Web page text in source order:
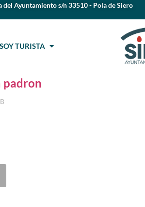
del Ayuntamiento s/n 33510 - Pola de Siero
SOY TURISTA
padron